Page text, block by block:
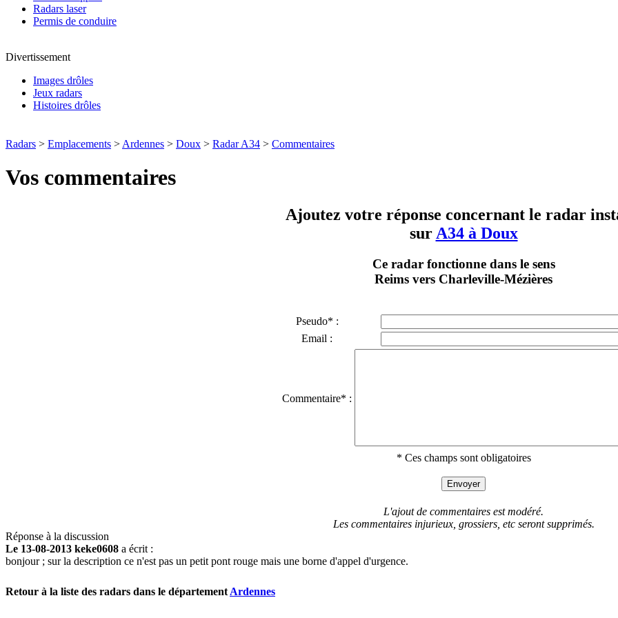
Radars laser
Permis de conduire
Divertissement
Images drôles
Jeux radars
Histoires drôles
Radars > Emplacements > Ardennes > Doux > Radar A34 > Commentaires
Vos commentaires
Ajoutez votre réponse concernant le radar
sur A34 à Doux
Ce radar fonctionne dans le sens
Reims vers Charleville-Mézières
Pseudo* :
Email :
Commentaire* :
* Ces champs sont obligatoires
L'ajout de commentaires est modéré.
Les commentaires injurieux, grossiers, etc seront supprimés.
Réponse à la discussion
Le 13-08-2013 keke0608 a écrit :
bonjour ; sur la description ce n'est pas un petit pont rouge mais une borne d'appel d'urgence.
Retour à la liste des radars dans le département Ardennes